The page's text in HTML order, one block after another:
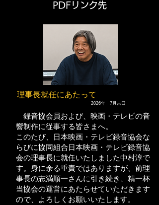
PDFリンク先
理事長就任にあたって
2026年 7月吉日
録音協会員および、映画・テレビの音
響制作に従事する皆さまへ。
このたび、日本映画・テレビ録音協会な
らびに協同組合日本映画・テレビ録音協
会の理事長に就任いたしました中村淳で
す。身に余る重責ではありますが、前理
事長の志満順一さんに引き続き、精一杯
当協会の運営にあたらせていただきます
ので、よろしくお願いいたします。